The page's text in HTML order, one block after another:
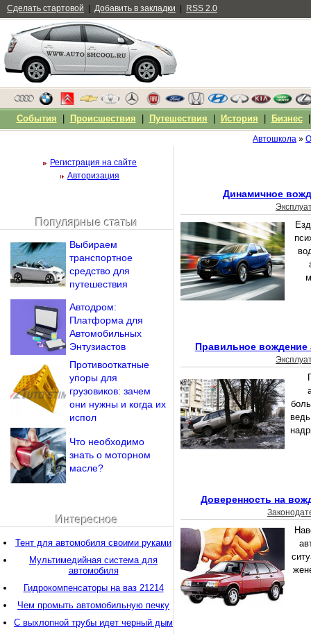
Автошкола »
Динамичное
Правильное вождение
Доверенность на
Регистрация на сайте
Авторизация
Напомнить пароль?
Популярные статьи
Выбираем
транспортное
средство для
путешествия
Автодром:
Платформа для
Автомобильных
Энтузиастов
Противооткатные
упоры для
грузовиков: зачем
они нужны и когда их
испол
Что необходимо
знать о моторном
масле?
Интересное
Тент для автомобиля своими руками
Мультимедийная система для
автомобиля
Гидрокомпенсаторы на ваз 21214
Чем промыть автомобильную печку
С выхлопной трубы идет черный дым
Сделать стартовой Добавить в закладки RSS 2.0
События Происшествия Путешествия История Бизнес